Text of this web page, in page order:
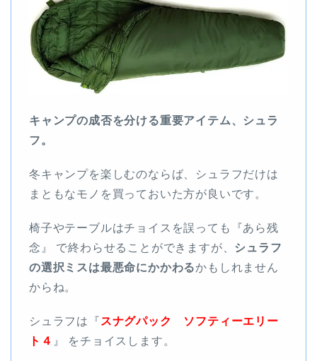
キャンプの成否を分ける重要アイテム、シュラ
フ。
冬キャンプを楽しむのならば、シュラフだけは
まともなモノを買っておいた方が良いです。
椅子やテーブルはチョイスを誤っても『あら残
念』 で終わらせることができますが、 シュラフ
の選択ミスは最悪命にかかわるかもしれません
からね。
シュラフは『 スナグパック ソフティーエリー
ト４ 』 をチョイスします。